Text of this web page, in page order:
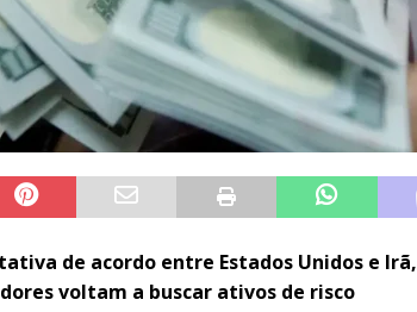
de acordo entre Estados Unidos e Irã,
voltam a buscar ativos de risco